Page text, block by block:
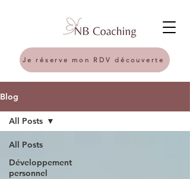
Je réserve mon RDV découverte
Blog
All Posts
Développement
personnel
All Posts